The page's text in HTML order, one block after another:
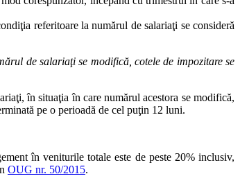
referitoare la numărul de salariaţi se consideră
de salariaţi se modifică, cotele de impozitare se
în situaţia în care numărul acestora se modifică,
pe o perioadă de cel puţin 12 luni.
în veniturile totale este de peste 20% inclusiv,
OUG nr. 50/2015.